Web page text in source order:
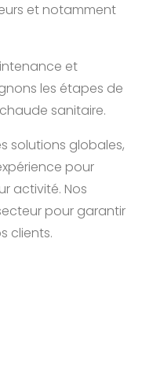
et notamment
et
les étapes de
sanitaire.
solutions globales,
pour
activité. Nos
pour garantir
clients.